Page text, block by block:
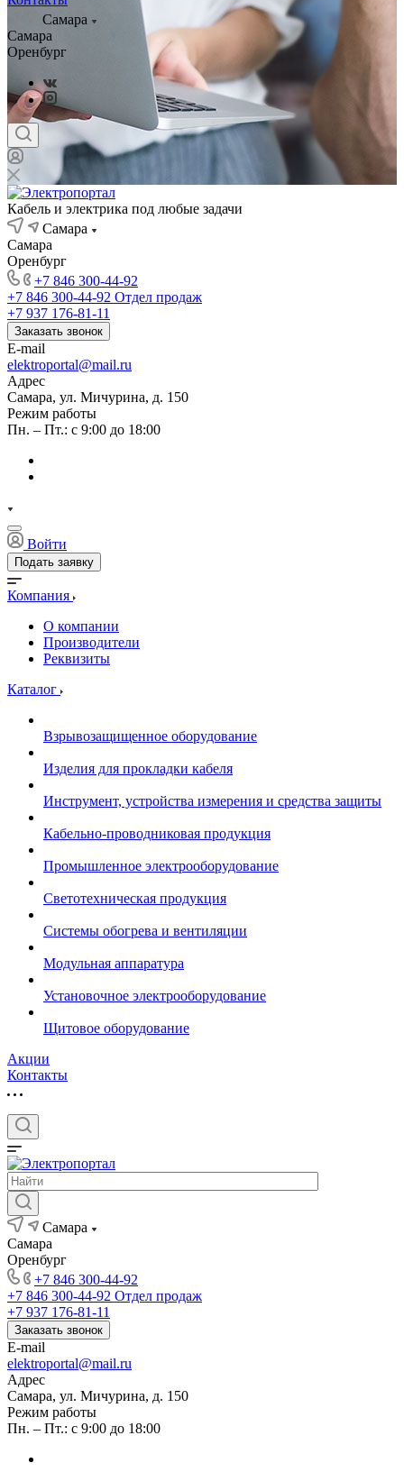
Самара
Самара
Оренбург
Кабель и электрика под любые задачи
Самара
Самара
Оренбург
+7 846 300-44-92
+7 846 300-44-92 Отдел продаж
+7 937 176-81-11
Заказать звонок
E-mail
elektroportal@mail.ru
Адрес
Самара, ул. Мичурина, д. 150
Режим работы
Пн. – Пт.: с 9:00 до 18:00
Войти
Подать заявку
Компания
О компании
Производители
Реквизиты
Каталог
Взрывозащищенное оборудование
Изделия для прокладки кабеля
Инструмент, устройства измерения и средства защиты
Кабельно-проводниковая продукция
Промышленное электрооборудование
Светотехническая продукция
Системы обогрева и вентиляции
Модульная аппаратура
Установочное электрооборудование
Щитовое оборудование
Акции
Контакты
Самара
Самара
Оренбург
+7 846 300-44-92
+7 846 300-44-92 Отдел продаж
+7 937 176-81-11
Заказать звонок
E-mail
elektroportal@mail.ru
Адрес
Самара, ул. Мичурина, д. 150
Режим работы
Пн. – Пт.: с 9:00 до 18:00